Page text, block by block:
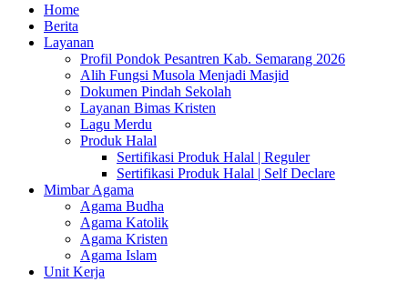
Home
Berita
Layanan
Profil Pondok Pesantren Kab. Semarang 2026
Alih Fungsi Musola Menjadi Masjid
Dokumen Pindah Sekolah
Layanan Bimas Kristen
Lagu Merdu
Produk Halal
Sertifikasi Produk Halal | Reguler
Sertifikasi Produk Halal | Self Declare
Mimbar Agama
Agama Budha
Agama Katolik
Agama Kristen
Agama Islam
Unit Kerja